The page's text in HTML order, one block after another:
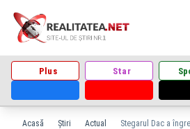
Plus Star
Acasă Știri Actual